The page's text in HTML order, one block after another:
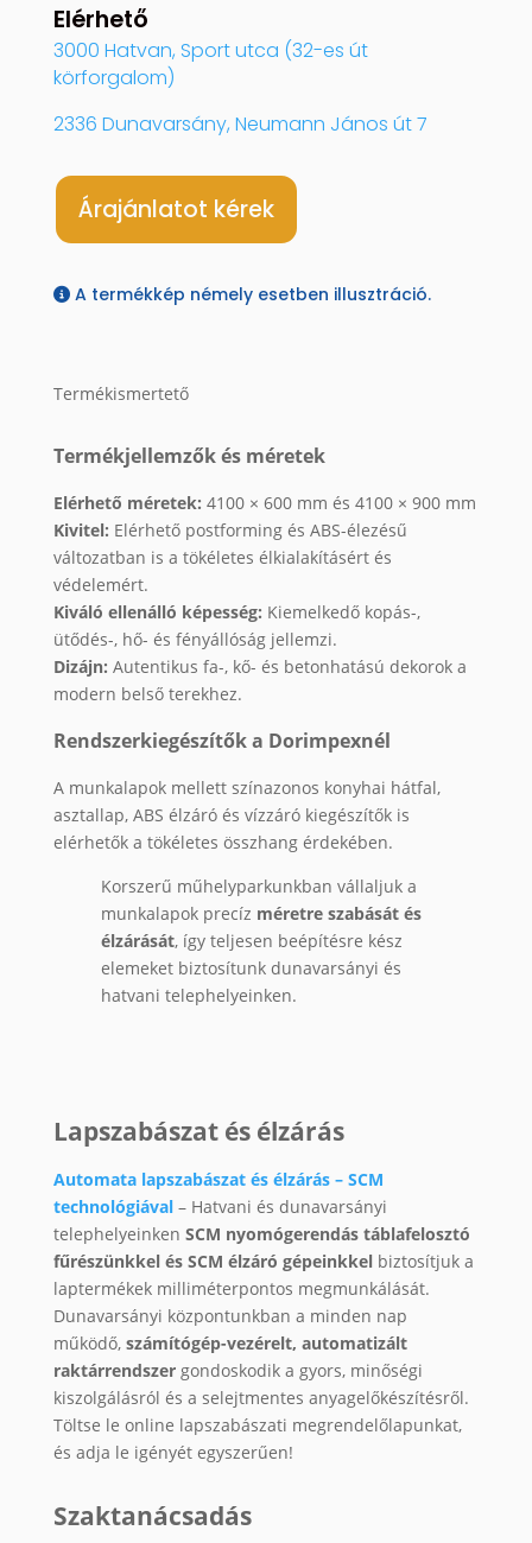
Elérhető
3000 Hatvan, Sport utca (32-es út
körforgalom)
2336 Dunavarsány, Neumann János út 7
Árajánlatot kérek
A termékkép némely esetben illusztráció.
Termékismertető
Termékjellemzők és méretek
Elérhető méretek: 4100 × 600 mm és 4100 × 900 mm
Kivitel: Elérhető postforming és ABS-élezésű
változatban is a tökéletes élkialakításért és
védelemért.
Kiváló ellenálló képesség: Kiemelkedő kopás-,
ütődés-, hő- és fényállóság jellemzi.
Dizájn: Autentikus fa-, kő- és betonhatású dekorok a
modern belső terekhez.
Rendszerkiegészítők a Dorimpexnél
A munkalapok mellett színazonos konyhai hátfal,
asztallap, ABS élzáró és vízzáró kiegészítők is
elérhetők a tökéletes összhang érdekében.
Korszerű műhelyparkunkban vállaljuk a
munkalapok precíz méretre szabását és
élzárását, így teljesen beépítésre kész
elemeket biztosítunk dunavarsányi és
hatvani telephelyeinken.
Lapszabászat és élzárás
Automata lapszabászat és élzárás – SCM
technológiával– Hatvani és dunavarsányi
telephelyeinken SCM nyomógerendás táblafelosztó
fűrészünkkel és SCM élzáró gépeinkkel biztosítjuk a
laptermékek milliméterpontos megmunkálását.
Dunavarsányi központunkban a minden nap
működő, számítógép-vezérelt, automatizált
raktárrendszer gondoskodik a gyors, minőségi
kiszolgálásról és a selejtmentes anyagelőkészítésről.
Töltse le online lapszabászati megrendelőlapunkat,
és adja le igényét egyszerűen!
Szaktanácsadás